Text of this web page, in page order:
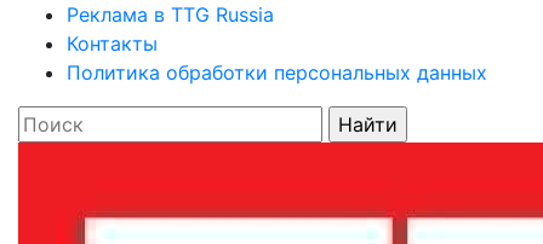
Реклама в TTG Russia
Контакты
Политика обработки персональных данных